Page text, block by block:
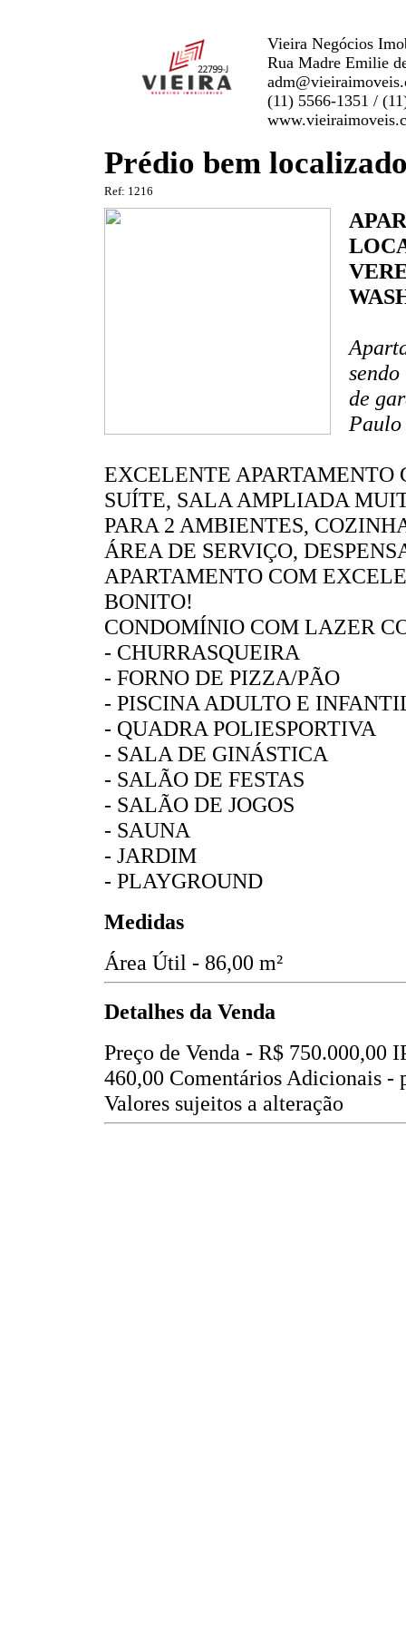
Vieira Negócios
Rua Madre Emilie
(11) 5566-1351 /
Prédio bem
Ref: 1216
de
EXCELENTE APARTAMENTO
SUÍTE, SALA AMPLIADA
PARA 2 AMBIENTES,
ÁREA DE SERVIÇO,
APARTAMENTO COM
BONITO!
CONDOMÍNIO COM LAZER
- CHURRASQUEIRA
- FORNO DE PIZZA/PÃO
- PISCINA ADULTO E
- QUADRA POLIESPORTIVA
- SALA DE GINÁSTICA
- SALÃO DE FESTAS
- SALÃO DE JOGOS
- SAUNA
- JARDIM
- PLAYGROUND
Medidas
Área Útil - 86,00 m²
Detalhes da Venda
Preço de Venda - R$ 750.000,00
460,00 Comentários Adicionais -
Valores sujeitos a alteração